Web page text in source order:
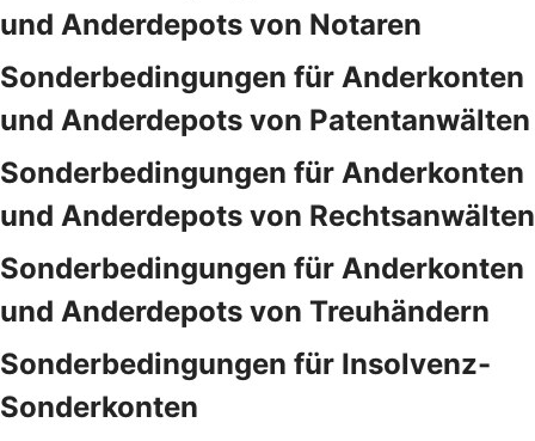
und Anderdepots von Notaren
Sonderbedingungen für Anderkonten
und Anderdepots von Patentanwälten
Sonderbedingungen für Anderkonten
und Anderdepots von Rechtsanwälten
Sonderbedingungen für Anderkonten
und Anderdepots von Treuhändern
Sonderbedingungen für Insolvenz-
Sonderkonten